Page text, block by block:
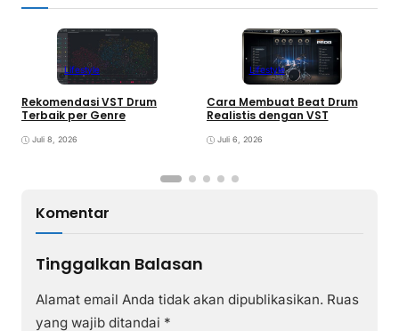
Lifestyle
Rekomendasi VST Drum
Terbaik per Genre
Juli 8, 2026
Lifestyle
Cara Membuat Beat Drum
Realistis dengan VST
Juli 6, 2026
Komentar
Tinggalkan Balasan
Alamat email Anda tidak akan dipublikasikan. Ruas
yang wajib ditandai *